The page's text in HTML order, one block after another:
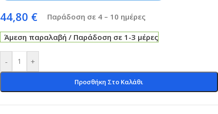
44,80 € Παράδοση σε 4 – 10 ημέρες
Άμεση παραλαβή / Παράδοση σε 1-3 μέρες
- +
Προσθήκη Στο Καλάθι